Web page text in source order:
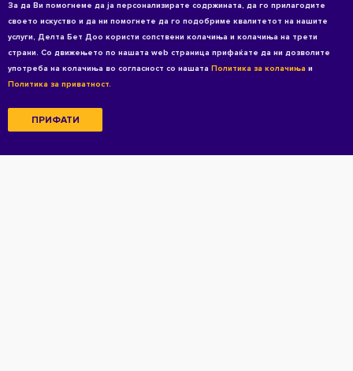
За да Ви помогнеме да ја персонализирате содржината, да го прилагодите
своето искуство и да ни помогнете да го подобриме квалитетот на нашите
услуги, Делта Бет Доо користи сопствени колачиња и колачиња на трети
страни. Со движењето по нашата web страница прифаќате да ни дозволите
употреба на колачиња во согласност со нашата Политика за колачиња и
Политика за приватност.
ПРИФАТИ